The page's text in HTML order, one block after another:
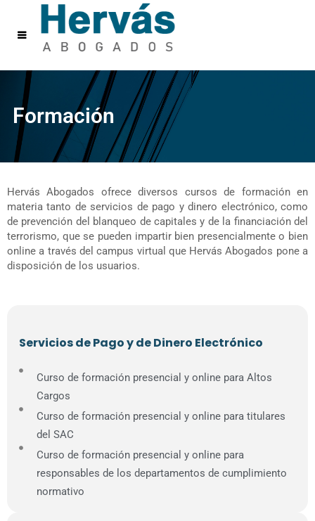
Formación
Hervás Abogados ofrece diversos cursos de formación en
materia tanto de servicios de pago y dinero electrónico, como
de prevención del blanqueo de capitales y de la financiación del
terrorismo, que se pueden impartir bien presencialmente o bien
online a través del campus virtual que Hervás Abogados pone a
disposición de los usuarios.
Servicios de Pago y de Dinero Electrónico
Curso de formación presencial y online para Altos
Cargos
Curso de formación presencial y online para titulares
del SAC
Curso de formación presencial y online para
responsables de los departamentos de cumplimiento
normativo